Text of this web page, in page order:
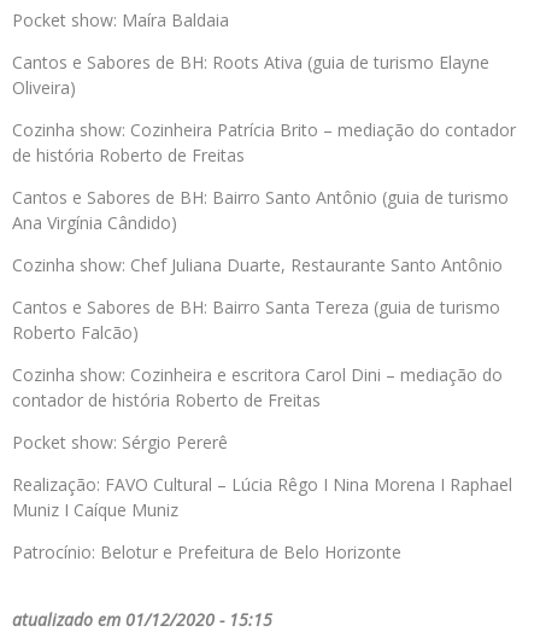
Pocket show: Maíra Baldaia
Cantos e Sabores de BH: Roots Ativa (guia de turismo Elayne
Oliveira)
Cozinha show: Cozinheira Patrícia Brito – mediação do contador
de história Roberto de Freitas
Cantos e Sabores de BH: Bairro Santo Antônio (guia de turismo
Ana Virgínia Cândido)
Cozinha show: Chef Juliana Duarte, Restaurante Santo Antônio
Cantos e Sabores de BH: Bairro Santa Tereza (guia de turismo
Roberto Falcão)
Cozinha show: Cozinheira e escritora Carol Dini – mediação do
contador de história Roberto de Freitas
Pocket show: Sérgio Pererê
Realização: FAVO Cultural – Lúcia Rêgo I Nina Morena I Raphael
Muniz I Caíque Muniz
Patrocínio: Belotur e Prefeitura de Belo Horizonte
atualizado em 01/12/2020 - 15:15